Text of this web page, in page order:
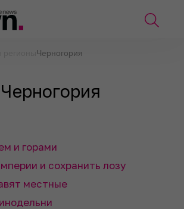
Черногория
Черногория
и горами
и сохранить лозу
местные